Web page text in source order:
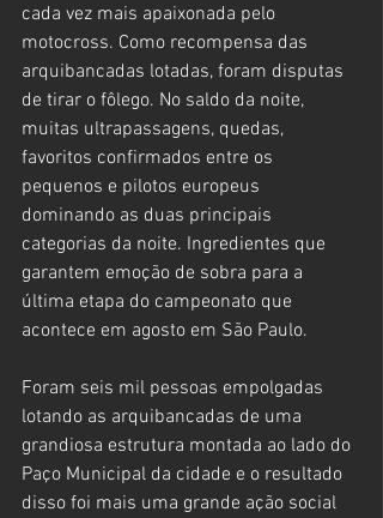
cada vez mais apaixonada pelo
motocross. Como recompensa das
arquibancadas lotadas, foram disputas
de tirar o fôlego. No saldo da noite,
muitas ultrapassagens, quedas,
favoritos confirmados entre os
pequenos e pilotos europeus
dominando as duas principais
categorias da noite. Ingredientes que
garantem emoção de sobra para a
última etapa do campeonato que
acontece em agosto em São Paulo.
Foram seis mil pessoas empolgadas
lotando as arquibancadas de uma
grandiosa estrutura montada ao lado do
Paço Municipal da cidade e o resultado
disso foi mais uma grande ação social